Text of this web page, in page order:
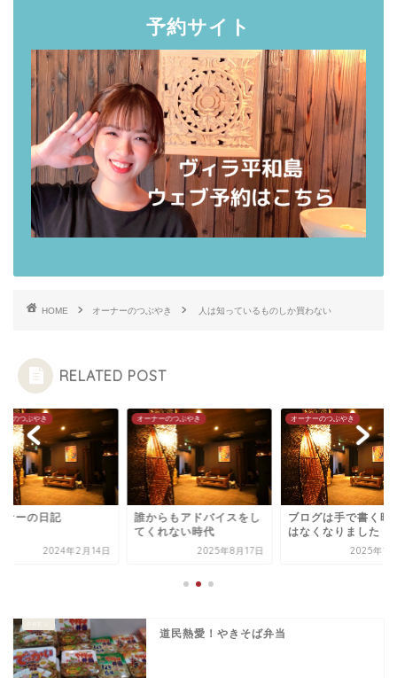
予約サイト
HOME オーナーのつぶやき 人は知っているものしか買わない
RELATED POST
ーのつぶやき
ナーの日記
2024年2月14日
オーナーのつぶやき
誰からもアドバイスをし
てくれない時代
2025年8月17日
オーナーのつぶやき
ブログは手で書く時
はなくなりました
2025年12
道民熱愛！やきそば弁当